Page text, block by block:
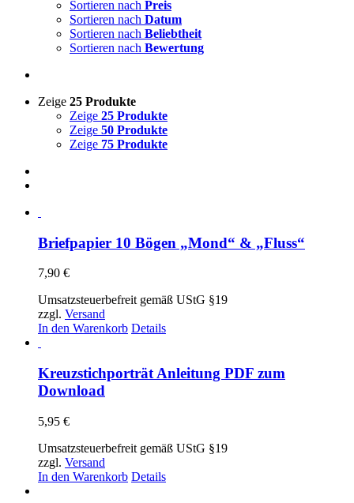
Sortieren nach Preis
Sortieren nach Datum
Sortieren nach Beliebtheit
Sortieren nach Bewertung
Zeige 25 Produkte
Zeige 25 Produkte
Zeige 50 Produkte
Zeige 75 Produkte
Briefpapier 10 Bögen „Mond“ & „Fluss“
7,90 €
Umsatzsteuerbefreit gemäß UStG §19
zzgl. Versand
In den Warenkorb Details
Kreuzstichporträt Anleitung PDF zum
Download
5,95 €
Umsatzsteuerbefreit gemäß UStG §19
zzgl. Versand
In den Warenkorb Details